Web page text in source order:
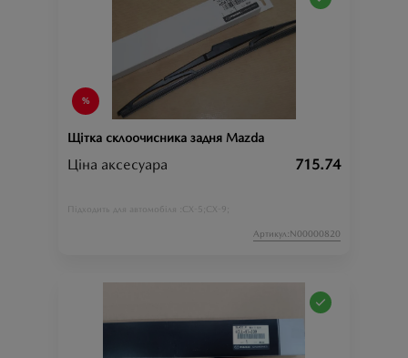
Щітка склоочисника задня Mazda
Ціна аксесуара 715.74
Підходить для автомобіля : CX-5; CX-9;
Артикул:N00000820